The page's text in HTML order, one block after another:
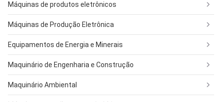
Máquinas de produtos eletrônicos
Máquinas de Produção Eletrônica
Equipamentos de Energia e Minerais
Maquinário de Engenharia e Construção
Maquinário Ambiental